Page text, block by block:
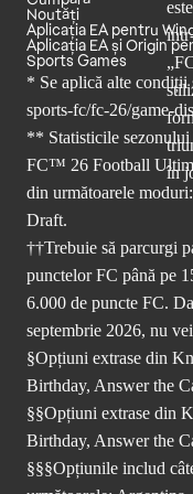
Noutăți
Aplicația EA pentru
Aplicația EA și Origin
Sports Games
* Se aplică alte condiții
sports-fc/fc-26/game-
** Statisticile
FC™ 26 Football
din următoarele
Draft.
††Trebuie să parcurgi
punctelor FC până pe
6.000 de puncte FC.
septembrie 2026, nu
§Opțiuni extrase din
Birthday, Answer the
§§Opțiuni extrase din
Birthday, Answer the
§§§Opțiunile includ